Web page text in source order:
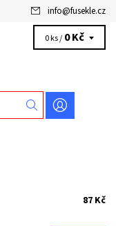
info@fusekle.cz
0 ks / 0 Kč
87 Kč